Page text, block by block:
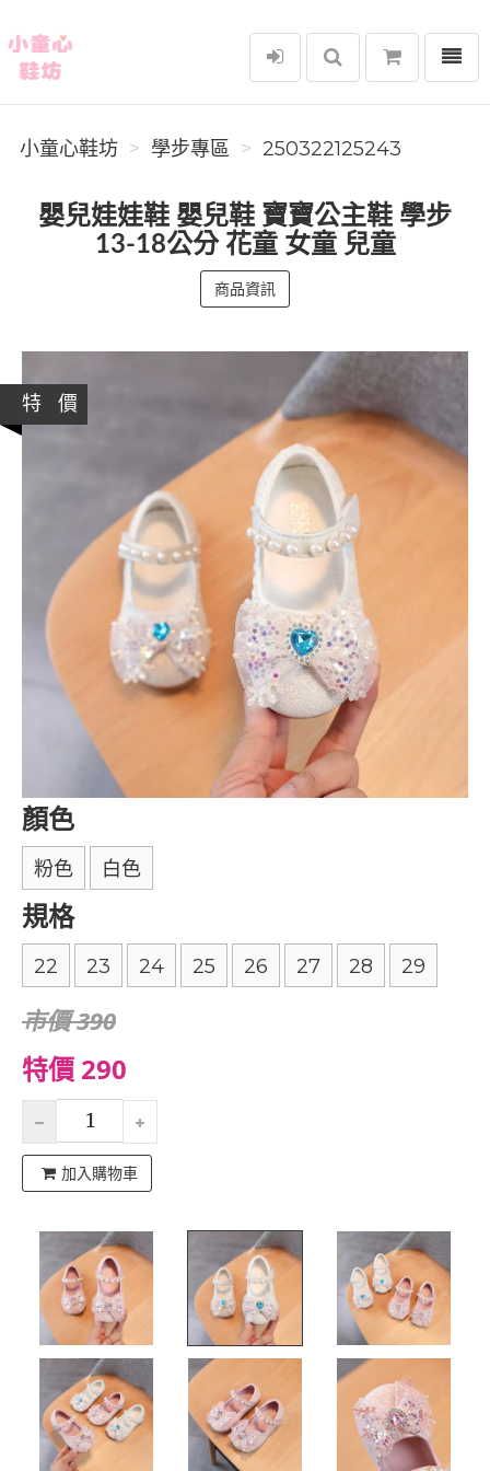
小童心鞋坊
選單
小童心鞋坊 學步專區 250322125243
嬰兒娃娃鞋 嬰兒鞋 寶寶公主鞋 學步
13-18公分 花童 女童 兒童
商品資訊
特 價
顏色
粉色 白色
規格
22 23 24 25 26 27 28 29
市價 390
特價 290
加入購物車